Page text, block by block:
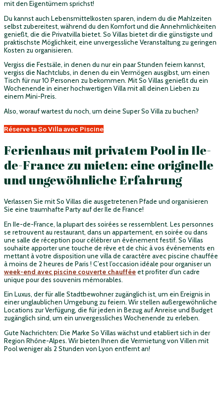
mit den Eigentümern sprichst!
Du kannst auch Lebensmittelkosten sparen, indem du die Mahlzeiten
selbst zubereitest, während du den Komfort und die Annehmlichkeiten
genießt, die die Privatvilla bietet. So Villas bietet dir die günstigste und
praktischste Möglichkeit, eine unvergessliche Veranstaltung zu geringen
Kosten zu organisieren.
Vergiss die Festsäle, in denen du nur ein paar Stunden feiern kannst,
vergiss die Nachtclubs, in denen du ein Vermögen ausgibst, um einen
Tisch für nur 10 Personen zu bekommen. Mit So Villas genießt du ein
Wochenende in einer hochwertigen Villa mit all deinen Lieben zu
einem Mini-Preis.
Also, worauf wartest du noch, um deine Super So Villa zu buchen?
Réserve ta So Villa avec Piscine
Ferienhaus mit privatem Pool in Ile-
de-France zu mieten: eine originelle
und ungewöhnliche Erfahrung
Verlassen Sie mit So Villas die ausgetretenen Pfade und organisieren
Sie eine traumhafte Party auf der Ile de France!
En IIe-de-France, la plupart des soirées se ressemblent. Les personnes
se retrouvent au restaurant, dans un appartement, en soirée ou dans
une salle de réception pour célébrer un événement festif. So Villas
souhaite apporter une touche de rêve et de chic à vos événements en
mettant à votre disposition une villa de caractère avec piscine chauffée
à moins de 2 heures de Paris ! C’est l’occasion idéale pour organiser un
week-end avec piscine couverte chauffée et profiter d’un cadre
unique pour des souvenirs mémorables.
Ein Luxus, der für alle Stadtbewohner zugänglich ist, um ein Ereignis in
einer unglaublichen Umgebung zu feiern. Wir stellen außergewöhnliche
Locations zur Verfügung, die für jeden in Bezug auf Anreise und Budget
zugänglich sind, um ein unvergessliches Wochenende zu erleben.
Gute Nachrichten: Die Marke So Villas wächst und etabliert sich in der
Region Rhône-Alpes. Wir bieten Ihnen die Vermietung von Villen mit
Pool weniger als 2 Stunden von Lyon entfernt an!